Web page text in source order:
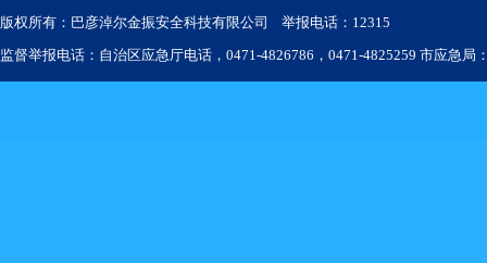
版权所有：巴彦淖尔金振安全科技有限公司 举报电话：12315
监督举报电话：自治区应急厅电话，0471-4826786，0471-4825259 市应急局